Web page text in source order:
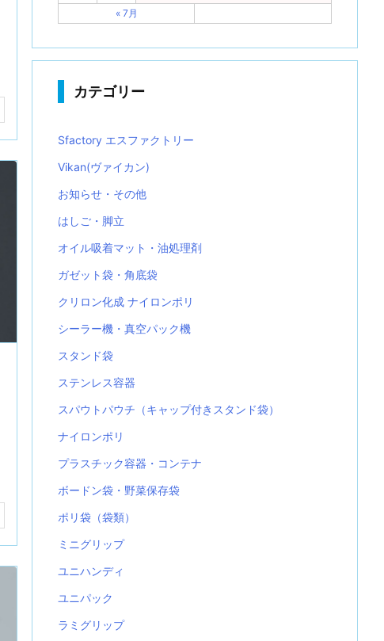
« 7月
カテゴリー
Sfactory エスファクトリー
Vikan(ヴァイカン)
お知らせ・その他
はしご・脚立
オイル吸着マット・油処理剤
ガゼット袋・角底袋
クリロン化成 ナイロンポリ
シーラー機・真空パック機
スタンド袋
ステンレス容器
スパウトパウチ（キャップ付きスタンド袋）
ナイロンポリ
プラスチック容器・コンテナ
ボードン袋・野菜保存袋
ポリ袋（袋類）
ミニグリップ
ユニハンディ
ユニパック
ラミグリップ